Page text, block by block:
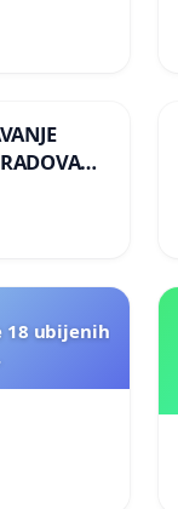
stabala
odbora
18 ubijenih